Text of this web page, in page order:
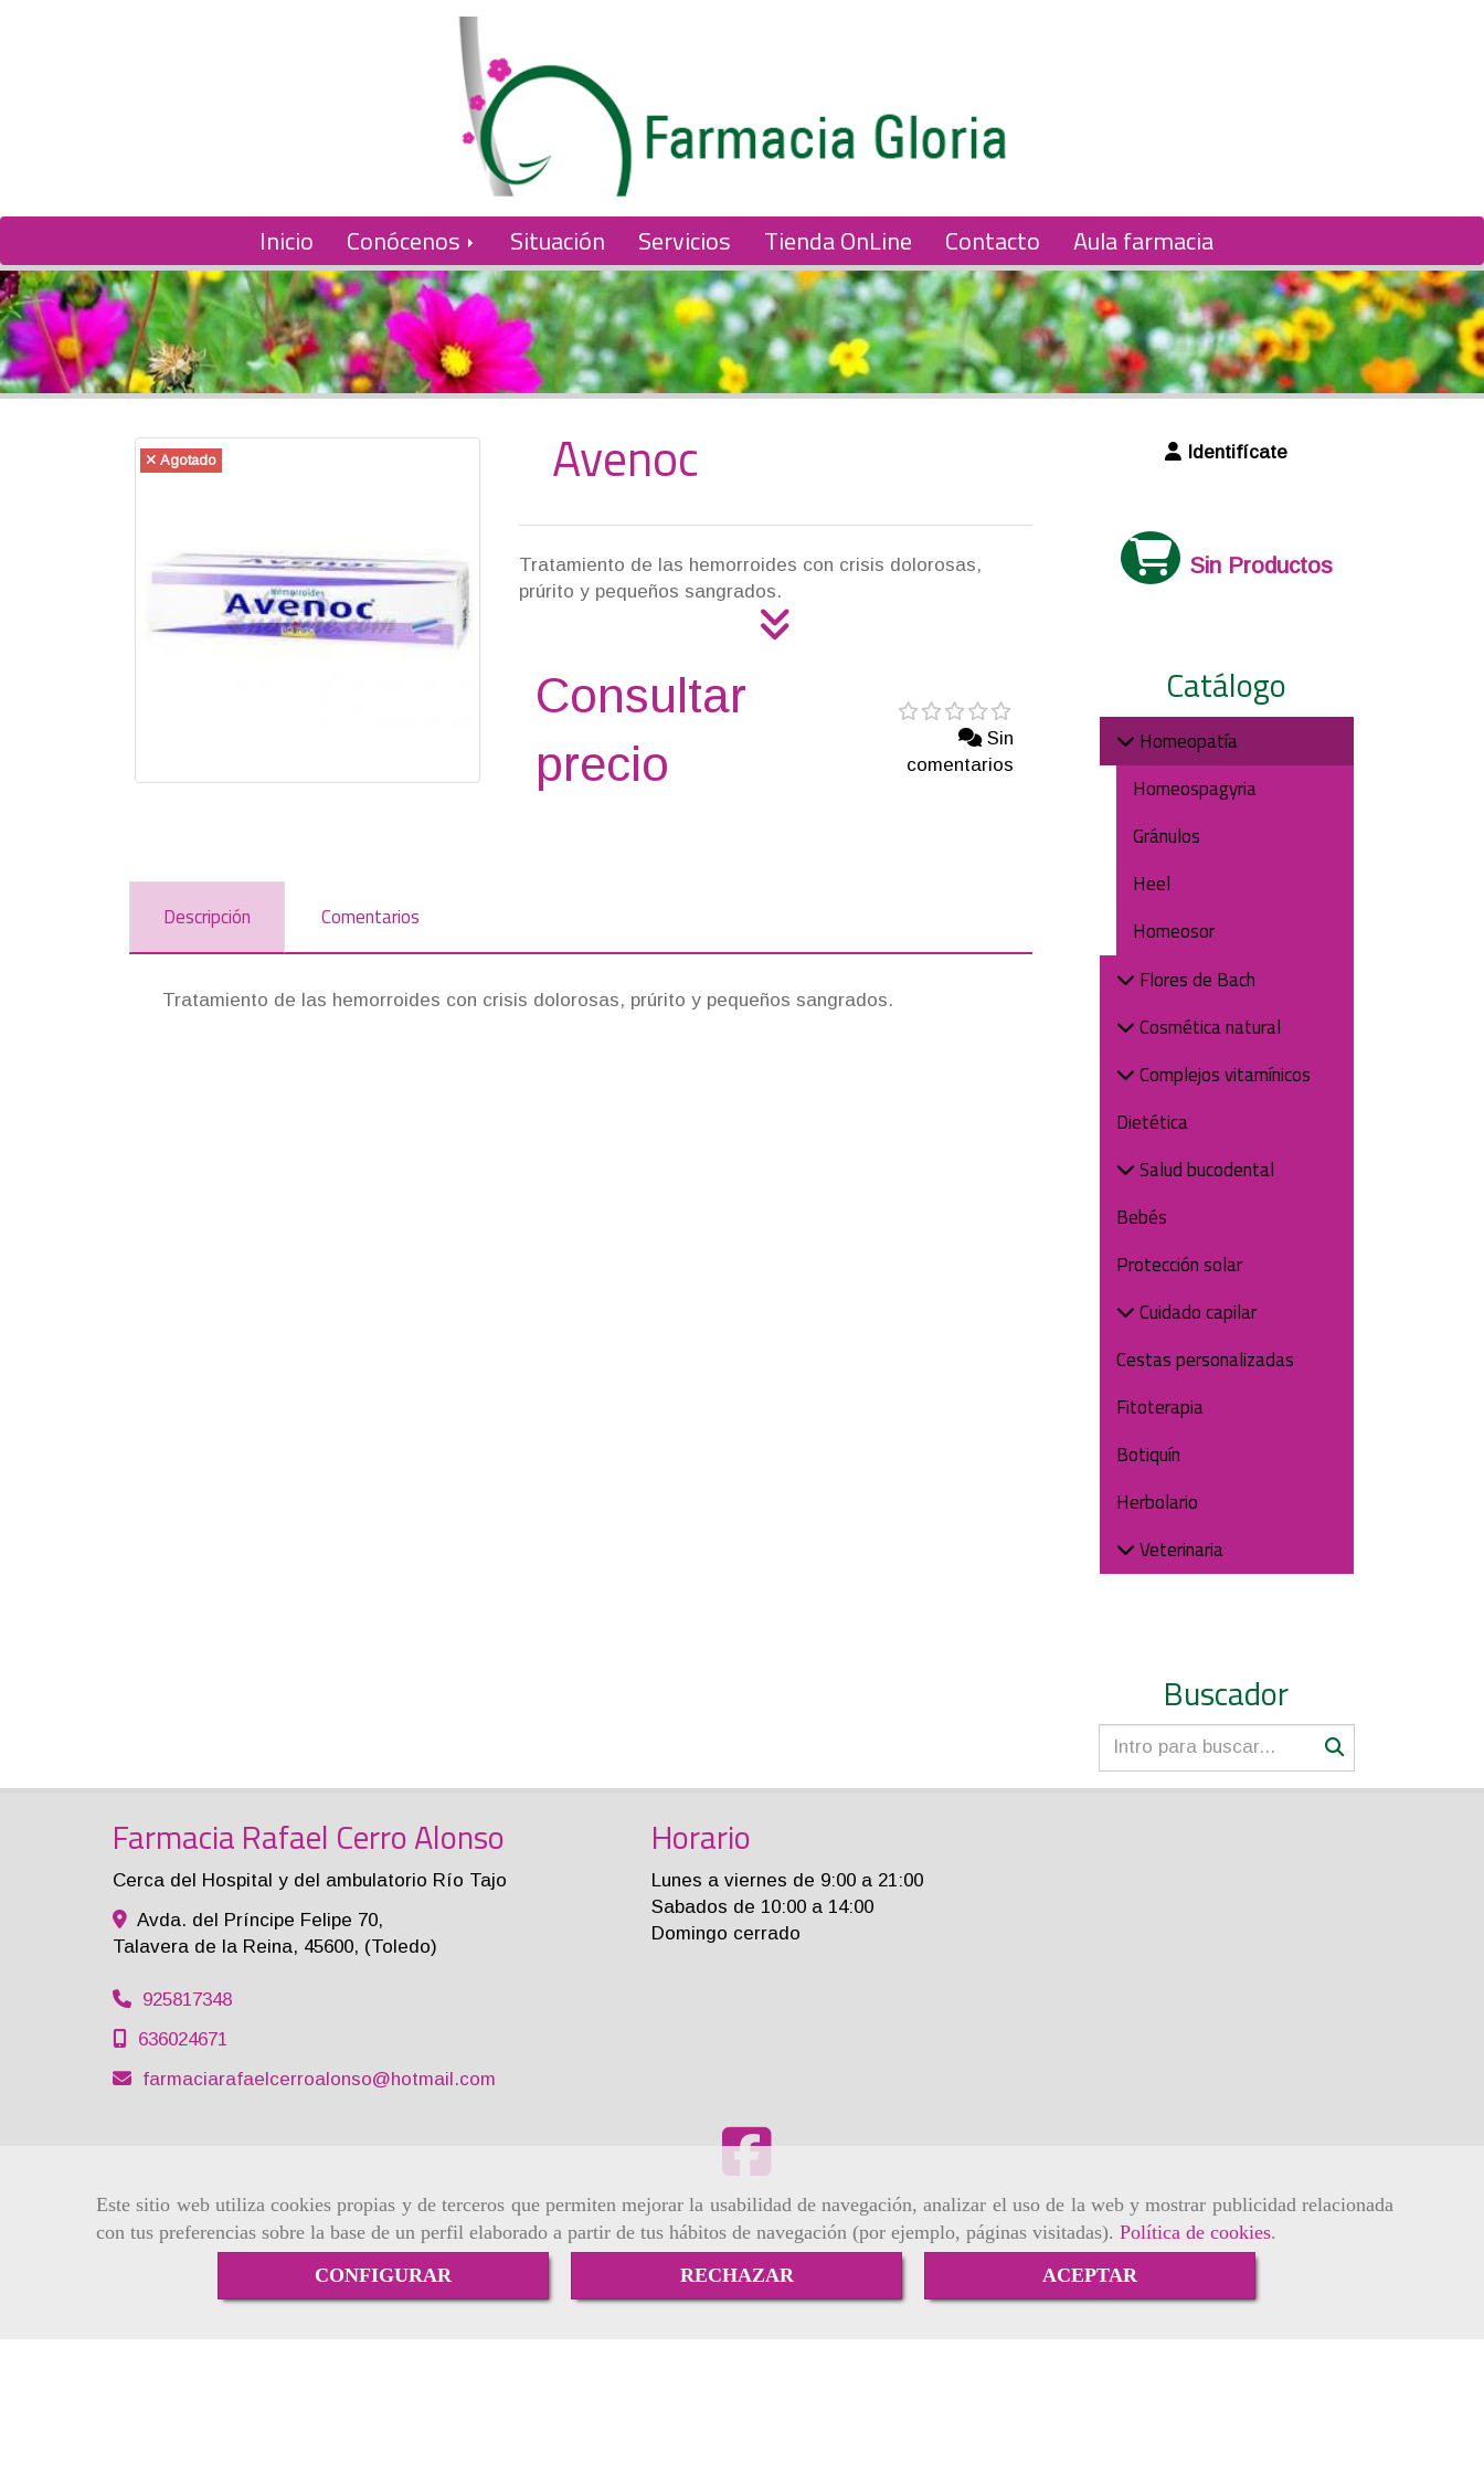
Este sitio web utiliza cookies propias y de terceros que permiten mejorar la usabilidad de navegación, analizar el uso de la web y mostrar publicidad relacionada
con tus preferencias sobre la base de un perfil elaborado a partir de tus hábitos de navegación (por ejemplo, páginas visitadas). Política de cookies.
CONFIGURAR
RECHAZAR ACEPTAR
Inicio Conócenos Situación Servicios Tienda OnLine Contacto Aula farmacia
Agotado Avenoc
Tratamiento de las hemorroides con crisis dolorosas,
prúrito y pequeños sangrados.
Consultar
precio
Sin
comentarios
Descripción Comentarios
Tratamiento de las hemorroides con crisis dolorosas, prúrito y pequeños sangrados.
Identifícate
Sin Productos
Catálogo
Homeopatía
Homeospagyria
Gránulos
Heel
Homeosor
Flores de Bach
Cosmética natural
Complejos vitamínicos
Dietética
Salud bucodental
Bebés
Protección solar
Cuidado capilar
Cestas personalizadas
Fitoterapia
Botiquín
Herbolario
Veterinaria
Buscador
Farmacia Rafael Cerro Alonso
Cerca del Hospital y del ambulatorio Río Tajo
Avda. del Príncipe Felipe 70,
Talavera de la Reina, 45600, (Toledo)
925817348
636024671
farmaciarafaelcerroalonso
hotmail.com
Horario
Lunes a viernes de 9:00 a 21:00
Sabados de 10:00 a 14:00
Domingo cerrado